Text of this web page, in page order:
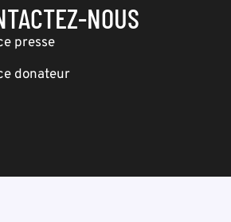
NOUS
presse
donateur